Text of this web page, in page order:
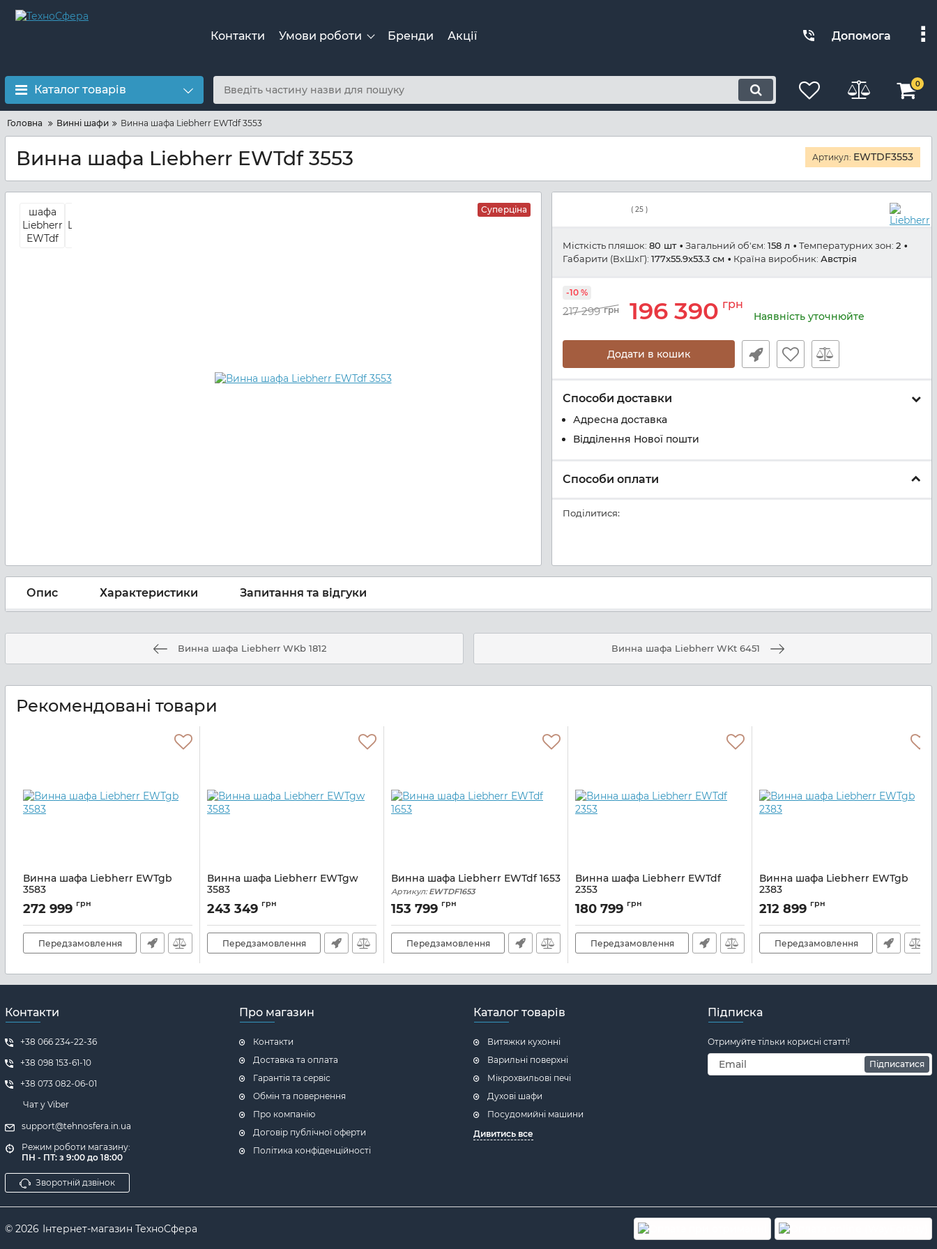
Контакти Умови роботи Бренди Акції Допомога
Каталог товарів 0
Головна Винні шафи Винна шафа Liebherr EWTdf 3553
Винна шафа Liebherr EWTdf 3553 Артикул: EWTDF3553
Суперціна ( 25 )
Місткість пляшок: 80 шт Загальний об'єм: 158 л Температурних зон: 2
Габарити (ВхШхГ): 177x55.9x53.3 см Країна виробник: Австрія
217 299 грн 196 390 грн
-10 %
Наявність уточнюйте
Додати в кошик
Способи доставки
Адресна доставка
Відділення Нової пошти
Способи оплати
Поділитися:
Опис Характеристики Запитання та відгуки
Винна шафа Liebherr WKb 1812 Винна шафа Liebherr WKt 6451
Рекомендовані товари
Винна шафа Liebherr EWTgb
3583
Артикул:EWTGB3583
272 999 грн
Передзамовлення
Винна шафа Liebherr EWTgw
3583
Артикул: EWTGW3583
243 349 грн
Передзамовлення
Винна шафа Liebherr EWTdf 1653
Артикул:EWTDF1653
153 799 грн
Передзамовлення
Винна шафа Liebherr EWTdf
2353
Артикул:EWTDF2353
180 799 грн
Передзамовлення
Винна шафа Liebherr EWTgb
2383
Артикул:EWTGB2383
212 899 грн
Передзамовлення
Контакти
+38 066 234-22-36
+38 098 153-61-10
+38 073 082-06-01
Чат у Viber
support@tehnosfera.in.ua
Режим роботи магазину:
ПН - ПТ: з 9:00 до 18:00
Зворотній дзвінок
Про магазин
Контакти
Доставка та оплата
Гарантія та сервіс
Обмін та повернення
Про компанію
Договір публічної оферти
Політика конфіденційності
Каталог товарів
Витяжки кухонні
Варильні поверхні
Мікрохвильові печі
Духові шафи
Посудомийні машини
Дивитись все
Підписка
Отримуйте тільки корисні статті!
Підписатися
© 2026 Інтернет-магазин ТехноСфера